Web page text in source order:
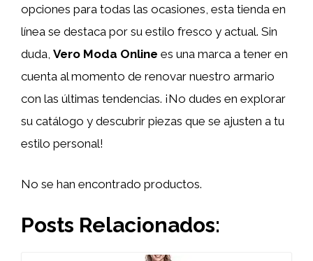
opciones para todas las ocasiones, esta tienda en
línea se destaca por su estilo fresco y actual. Sin
duda, Vero Moda Online es una marca a tener en
cuenta al momento de renovar nuestro armario
con las últimas tendencias. ¡No dudes en explorar
su catálogo y descubrir piezas que se ajusten a tu
estilo personal!
No se han encontrado productos.
Posts Relacionados: